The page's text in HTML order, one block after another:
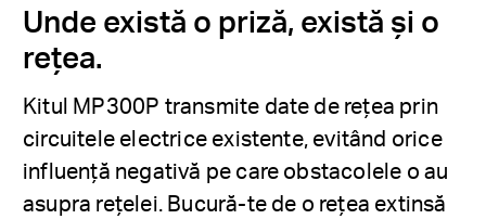
Unde există o priză, există și o
rețea.
Kitul MP300P transmite date de rețea prin
circuitele electrice existente, evitând orice
influență negativă pe care obstacolele o au
asupra rețelei. Bucură-te de o rețea extinsă